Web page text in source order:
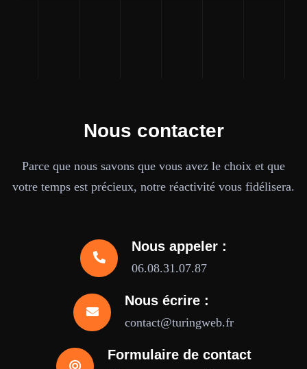
Nous contacter
Parce que nous savons que vous avez le choix et que
votre temps est précieux, notre réactivité vous fidélisera.
Nous appeler :
06.08.31.07.87
Nous écrire :
contact@turingweb.fr
Formulaire de contact